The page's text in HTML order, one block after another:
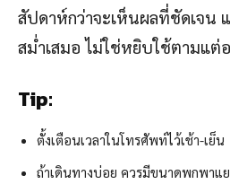
สัปดาห์กว่าจะเห็นผลที่ชัดเจน
สม่ำเสมอ ไม่ใช่หยิบใช้ตามแต่
Tip:
ตั้งเตือนเวลาในโทรศัพท์ไว้เช้า-เย็น
ถ้าเดินทางบ่อย ควรมีขนาดพกพาแ